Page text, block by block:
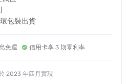
包裝出貨
免運 信用卡享 3 期零利率
2023 年四月實現